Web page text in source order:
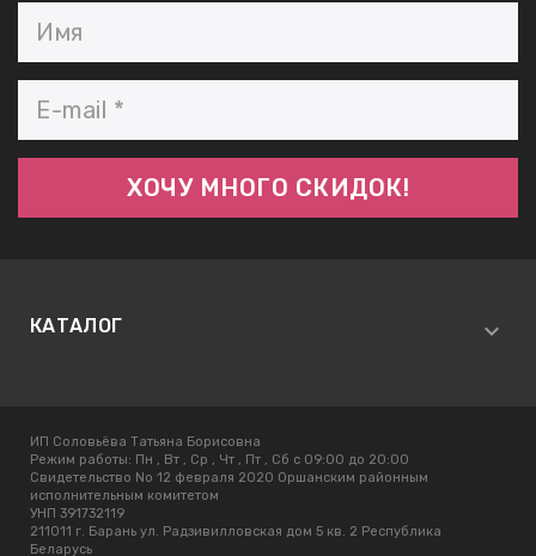
КАТАЛОГ
ИП Соловьёва Татьяна Борисовна
Режим работы: Пн , Вт , Ср , Чт , Пт , Сб c 09:00 до 20:00
Свидетельство No 12 февраля 2020 Оршанским районным
исполнительным комитетом
УНП 391732119
211011 г. Барань ул. Радзивилловская дом 5 кв. 2 Республика
Беларусь